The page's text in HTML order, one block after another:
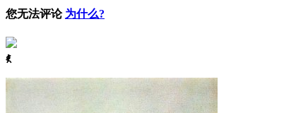
您无法评论 为什么?
ꈅ